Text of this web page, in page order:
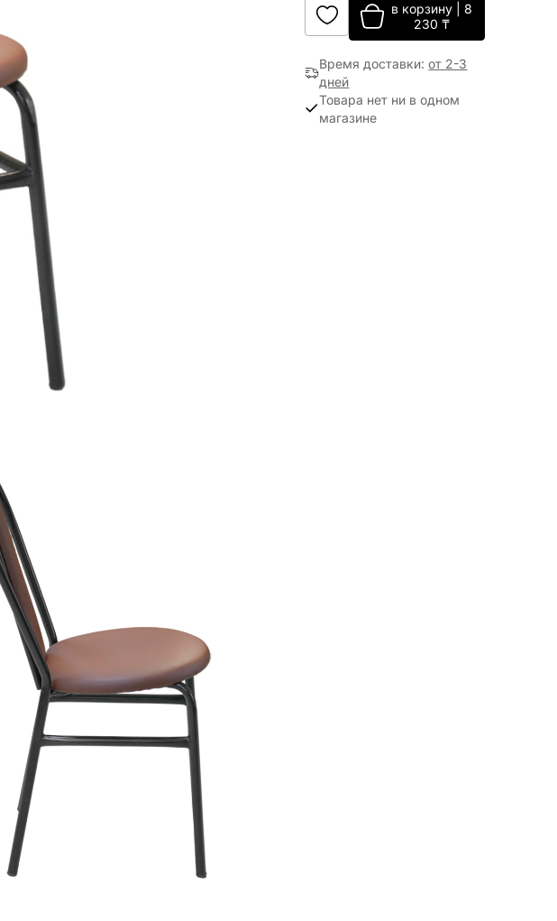
в корзину| 8
230 ₸
Время доставки:от 2-3
дней
Товара нет ни в одном
магазине